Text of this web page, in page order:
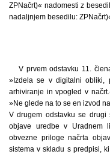
ZPNačrt)« nadomesti z
nadaljnjem besedilu:
V prvem odstavku 11.
»Izdela se v digitalni obliki,
arhiviranje in vpogled v
»Ne glede na to se en izvod
V drugem odstavku se
objave uredbe v Uradnem
obvezne priloge načrta
sistema v skladu s predpisi,